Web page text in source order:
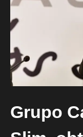
Grupo